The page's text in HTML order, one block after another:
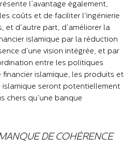
l’avantage également,
coûts et de faciliter l’ingénierie
et d’autre part, d’améliorer la
islamique par la réduction
d’une vision intégrée, et par
entre les politiques
financier islamique, les produits et
islamique seront potentiellement
chers qu’une banque
DE COHÉRENCE